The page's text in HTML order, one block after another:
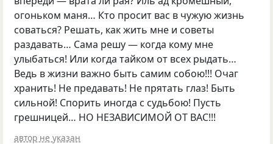
огоньком маня… Кто просит вас в чужую жизнь
соваться? Решать, как жить мне и советы
раздавать… Сама решу — когда кому мне
улыбаться! Или когда тайком от всех рыдать…
Ведь в жизни важно быть самим собою!!! Очаг
хранить! Не предавать! Не прятать глаз! Быть
сильной! Спорить иногда с судьбою! Пусть
грешницей… НО НЕЗАВИСИМОЙ ОТ ВАС!!!
автор не указан